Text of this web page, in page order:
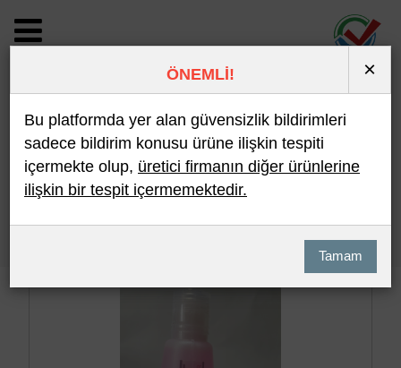
BİLDİRİM DETAYI
Son 10 Bildirim En Çok İncelenen
ÖNEMLİ! ×
Bu platformda yer alan güvensizlik bildirimleri
sadece bildirim konusu ürüne ilişkin tespiti
içermekte olup, üretici firmanın diğer ürünlerine
ilişkin bir tespit içermemektedir.
Tamam